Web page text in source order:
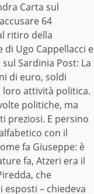
Carta sul
64
ritiro della
Ugo Cappellacci e
Sardinia Post: La
di euro, soldi
loro attività politica.
politiche, ma
preziosi. E persino
con il
fa Giuseppe: è
fa, Atzeri era il
che
esposti – chiedeva